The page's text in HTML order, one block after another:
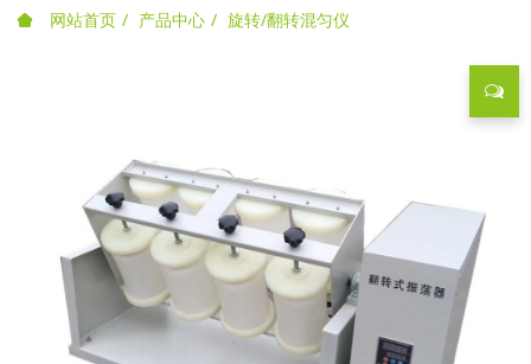
网站首页 产品中心 旋转/翻转混匀仪